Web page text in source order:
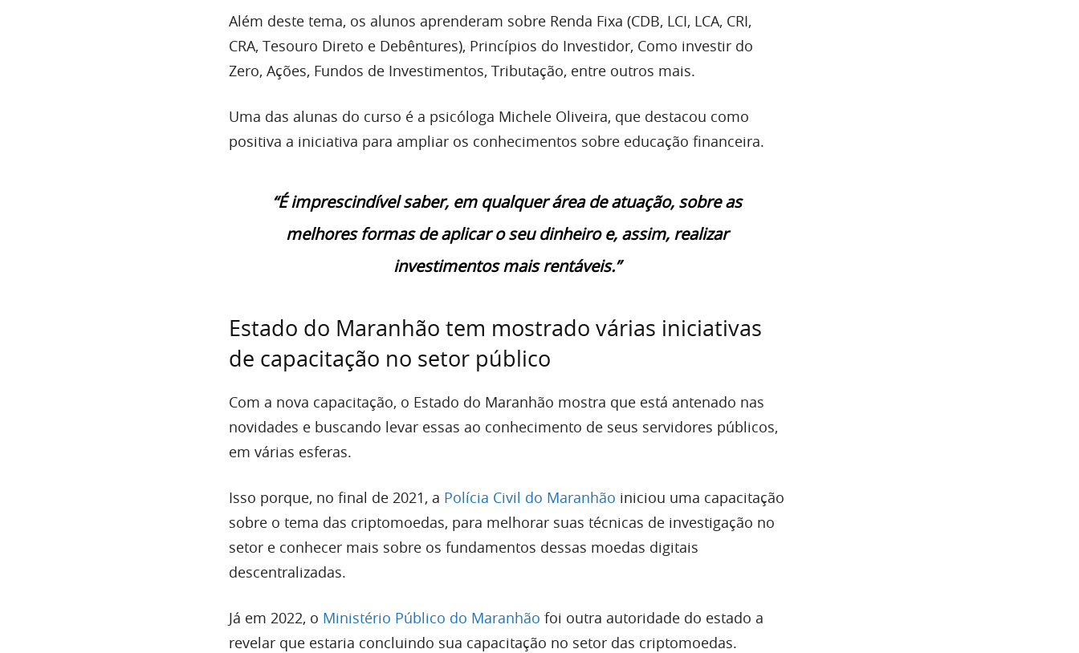
Além deste tema, os alunos aprenderam sobre Renda Fixa (CDB, LCI, LCA, CRI,
CRA, Tesouro Direto e Debêntures), Princípios do Investidor, Como investir do
Zero, Ações, Fundos de Investimentos, Tributação, entre outros mais.
Uma das alunas do curso é a psicóloga Michele Oliveira, que destacou como
positiva a iniciativa para ampliar os conhecimentos sobre educação financeira.
“É imprescindível saber, em qualquer área de atuação, sobre as
melhores formas de aplicar o seu dinheiro e, assim, realizar
investimentos mais rentáveis.”
Estado do Maranhão tem mostrado várias iniciativas
de capacitação no setor público
Com a nova capacitação, o Estado do Maranhão mostra que está antenado nas
novidades e buscando levar essas ao conhecimento de seus servidores públicos,
em várias esferas.
Isso porque, no final de 2021, a Polícia Civil do Maranhão iniciou uma capacitação
sobre o tema das criptomoedas, para melhorar suas técnicas de investigação no
setor e conhecer mais sobre os fundamentos dessas moedas digitais
descentralizadas.
Já em 2022, o Ministério Público do Maranhão foi outra autoridade do estado a
revelar que estaria concluindo sua capacitação no setor das criptomoedas.